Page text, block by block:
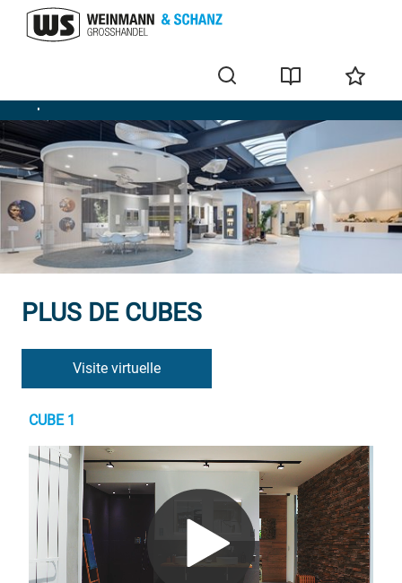
Exposition de salles de bains
PLUS DE CUBES
Visite virtuelle
CUBE 1